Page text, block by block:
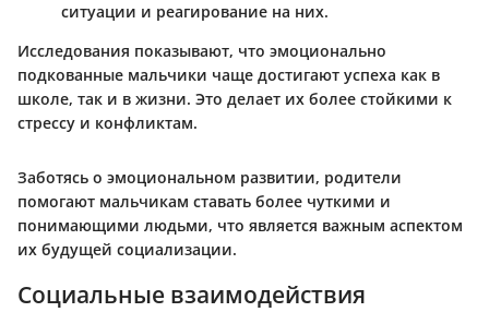
ситуации и реагирование на них.
Исследования показывают, что эмоционально
подкованные мальчики чаще достигают успеха как в
школе, так и в жизни. Это делает их более стойкими к
стрессу и конфликтам.
Заботясь о эмоциональном развитии, родители
помогают мальчикам ставать более чуткими и
понимающими людьми, что является важным аспектом
их будущей социализации.
Социальные взаимодействия